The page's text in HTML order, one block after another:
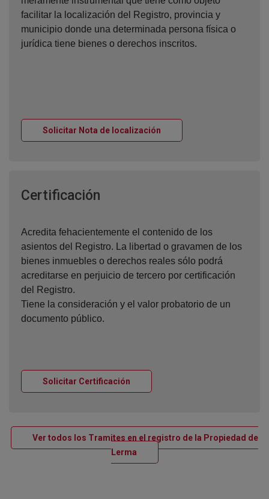
facilitar la localización del Registro, provincia y
municipio donde una determinada persona física o
jurídica tiene bienes o derechos inscritos.
Solicitar Nota de localización
Certificación
Acredita fehacientemente el contenido de los
asientos del Registro. La libertad o gravamen de los
bienes inmuebles o derechos reales sólo podrá
acreditarse en perjuicio de tercero por certificación
del Registro.
Tiene la consideración y el valor probatorio de un
documento público.
Solicitar Certificación
Ver todos los Tramites en el registro de la Propiedad de
LermaVentana nueva